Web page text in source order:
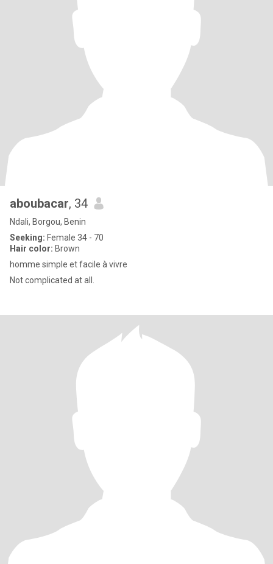
aboubacar, 34
Ndali, Borgou, Benin
Seeking: Female 34 - 70
Hair color: Brown
homme simple et facile à vivre
Not complicated at all.